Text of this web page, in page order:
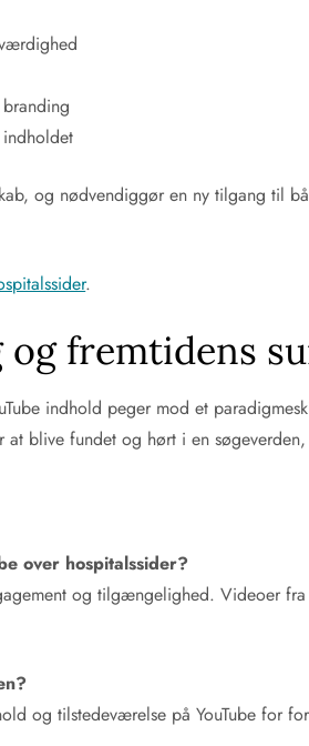
og nødvendiggør en ny tilgang til
.
fremtidens
indhold peger mod et
blive fundet og hørt i en
over hospitalssider?
og tilgængelighed. Videoer
og tilstedeværelse på YouTube for